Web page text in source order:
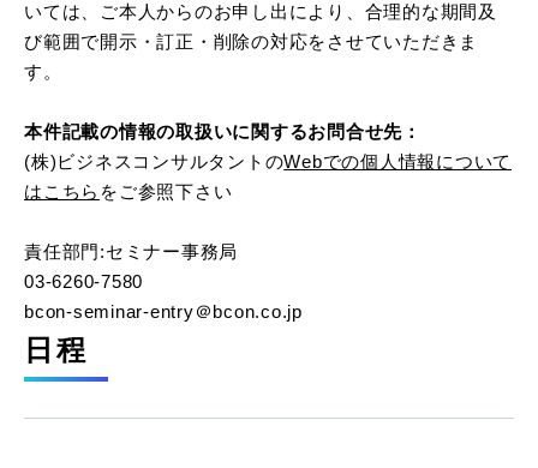
いては、ご本人からのお申し出により、合理的な期間及
び範囲で開示・訂正・削除の対応をさせていただきま
す。
本件記載の情報の取扱いに関するお問合せ先：
(株)ビジネスコンサルタントのWebでの個人情報について
はこちら をご参照下さい
責任部門:セミナー事務局
03-6260-7580
bcon-seminar-entry＠bcon.co.jp
日程